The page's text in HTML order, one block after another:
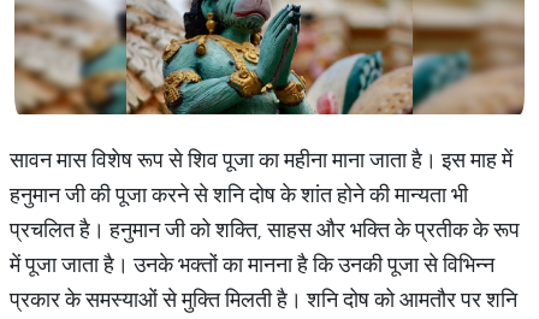
सावन मास विशेष रूप से शिव पूजा का महीना माना जाता है। इस माह में
हनुमान जी की पूजा करने से शनि दोष के शांत होने की मान्यता भी
प्रचलित है। हनुमान जी को शक्ति, साहस और भक्ति के प्रतीक के रूप
में पूजा जाता है। उनके भक्‍तों का मानना है कि उनकी पूजा से विभिन्न
प्रकार के समस्याओं से मुक्ति मिलती है। शनि दोष को आमतौर पर शनि